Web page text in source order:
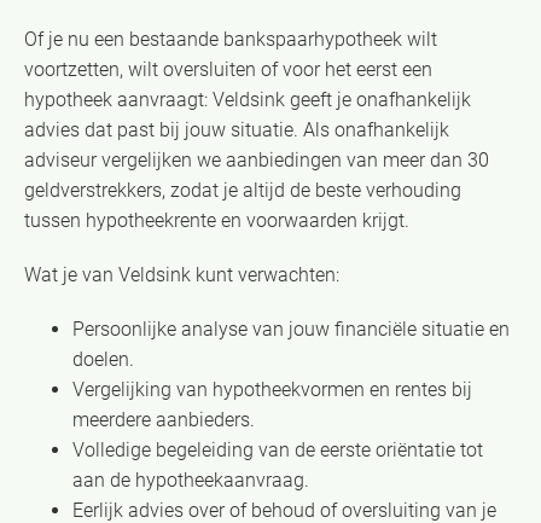
Of je nu een bestaande bankspaarhypotheek wilt
voortzetten, wilt oversluiten of voor het eerst een
hypotheek aanvraagt: Veldsink geeft je onafhankelijk
advies dat past bij jouw situatie. Als onafhankelijk
adviseur vergelijken we aanbiedingen van meer dan 30
geldverstrekkers, zodat je altijd de beste verhouding
tussen hypotheekrente en voorwaarden krijgt.
Wat je van Veldsink kunt verwachten:
Persoonlijke analyse van jouw financiële situatie en
doelen.
Vergelijking van hypotheekvormen en rentes bij
meerdere aanbieders.
Volledige begeleiding van de eerste oriëntatie tot
aan de hypotheekaanvraag.
Eerlijk advies over of behoud of oversluiting van je